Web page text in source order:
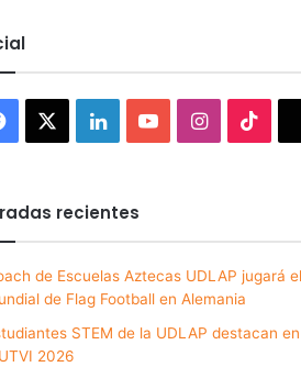
Facebook LinkedInYouTubeInstagram
recientes
de Escuelas Aztecas UDLAP jugará el
de Flag Football en Alemania
STEM de la UDLAP destacan
2026